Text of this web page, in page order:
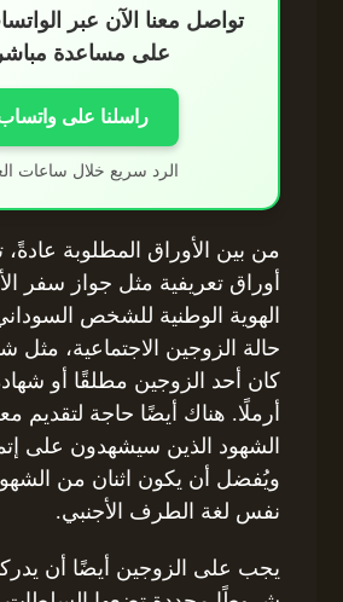
تواصل معنا الآن عبر
على مساعدة
راسلنا على
الرد سريع خلال ساعات
من بين الأوراق المطلوبة
أوراق تعريفية مثل جواز سفر
الهوية الوطنية للشخص
حالة الزوجين الاجتماعية، مثل
كان أحد الزوجين مطلقًا أو
أرملًا. هناك أيضًا حاجة لتقديم
الشهود الذين سيشهدون على
ويُفضل أن يكون اثنان من
نفس لغة الطرف الأجنبي.
يجب على الزوجين أيضًا أن